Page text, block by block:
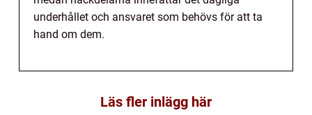
underhållet och ansvaret som behövs för att ta
hand om dem.
Läs fler inlägg här